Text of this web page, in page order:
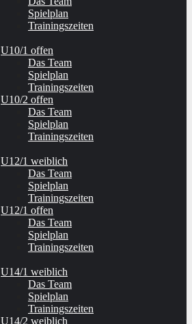
Spielplan
Trainingszeiten
U10/1 offen
Das Team
Spielplan
Trainingszeiten
U10/2 offen
Das Team
Spielplan
Trainingszeiten
U12/1 weiblich
Das Team
Spielplan
Trainingszeiten
U12/1 offen
Das Team
Spielplan
Trainingszeiten
U14/1 weiblich
Das Team
Spielplan
Trainingszeiten
U14/2 weiblich